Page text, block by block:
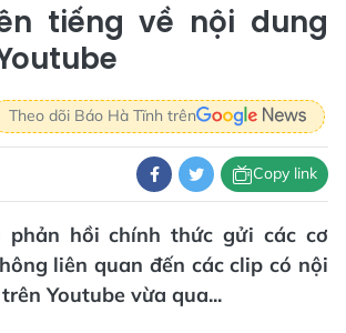
tiếng về nội dung
Theo dõi Báo Hà Tĩnh trên
Copy link
phản hồi chính thức gửi các cơ
liên quan đến các clip có nội
Youtube vừa qua...